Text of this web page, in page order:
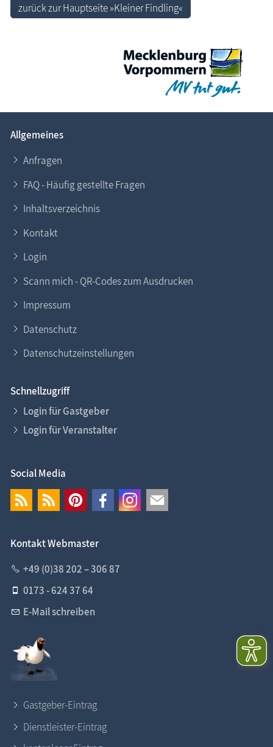
zurück zur Hauptseite »Kleiner Findling«
Allgemeines
Anfragen
FAQ - Häufig gestellte Fragen
Inhaltsverzeichnis
Kontakt
Login
Scann mich - QR-Codes zum Ausdrucken
Impressum
Datenschutz
Datenschutzeinstellungen
Schnellzugriff
Login für Gastgeber
Login für Veranstalter
Social Media
Kontakt Webmaster
+49 (0)38 202 – 306 87
0173 - 624 37 64
E-Mail schreiben
Gastgeber-Eintrag
Dienstleister-Eintrag